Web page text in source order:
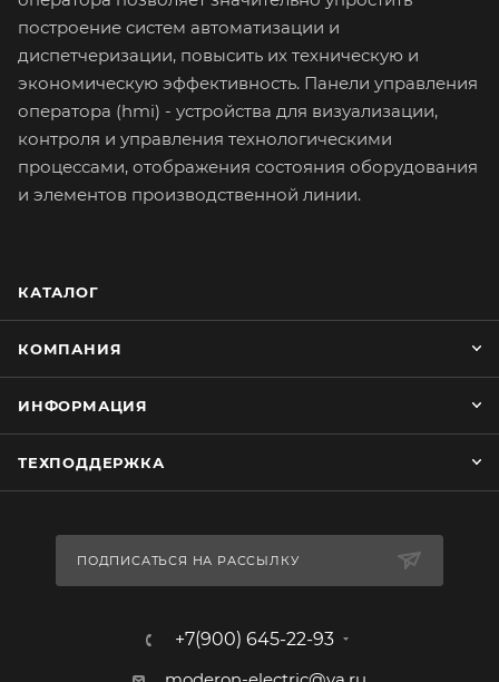
построение систем автоматизации и
диспетчеризации, повысить их техническую и
экономическую эффективность. Панели управления
оператора (hmi) - устройства для визуализации,
контроля и управления технологическими
процессами, отображения состояния оборудования
и элементов производственной линии.
КАТАЛОГ
КОМПАНИЯ
ИНФОРМАЦИЯ
ТЕХПОДДЕРЖКА
ПОДПИСАТЬСЯ НА РАССЫЛКУ
+7(900) 645-22-93